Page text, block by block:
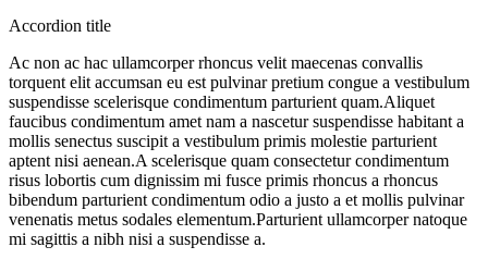
Accordion title
Ac non ac hac ullamcorper rhoncus velit maecenas convallis
torquent elit accumsan eu est pulvinar pretium congue a vestibulum
suspendisse scelerisque condimentum parturient quam.Aliquet
faucibus condimentum amet nam a nascetur suspendisse habitant a
mollis senectus suscipit a vestibulum primis molestie parturient
aptent nisi aenean.A scelerisque quam consectetur condimentum
risus lobortis cum dignissim mi fusce primis rhoncus a rhoncus
bibendum parturient condimentum odio a justo a et mollis pulvinar
venenatis metus sodales elementum.Parturient ullamcorper natoque
mi sagittis a nibh nisi a suspendisse a.